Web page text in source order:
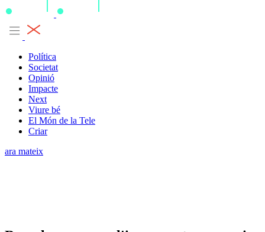
Política
Societat
Opinió
Impacte
Next
Viure bé
El Món de la Tele
Criar
ara mateix